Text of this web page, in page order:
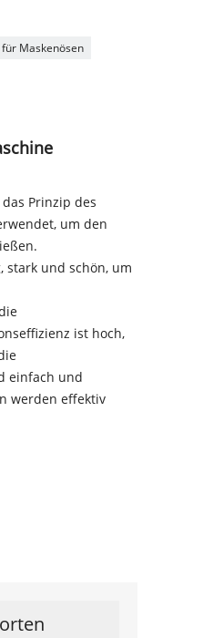
Maskenösen
Prinzip des
um den
stark und schön, um
ist hoch,
einfach und
werden effektiv